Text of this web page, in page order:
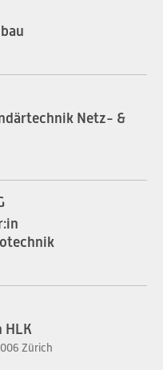
Netz- &
Zürich